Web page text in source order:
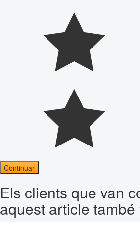
Continuar
Els clients que van
aquest article